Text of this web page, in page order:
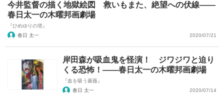
今井監督の描く地獄絵図 救いもまた、絶望への伏線――
春日太一の木曜邦画劇場
『ひめゆりの塔』
春日 太一
2020/07/21
岸田森が吸血鬼を怪演！ ジワジワと迫り
くる恐怖！――春日太一の木曜邦画劇場
『血を吸う薔薇』
春日 太一
2020/07/14